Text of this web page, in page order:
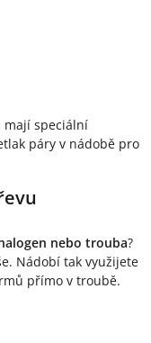
mají speciální
páry v nádobě pro
nebo trouba?
Nádobí tak využijete
přímo v troubě.